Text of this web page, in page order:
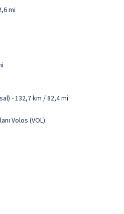
mi
- 132,7 km / 82,4 mi
Volos (VOL).